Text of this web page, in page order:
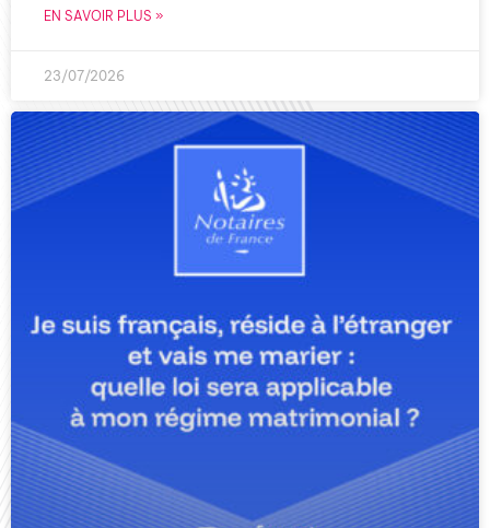
EN SAVOIR PLUS »
23/07/2026